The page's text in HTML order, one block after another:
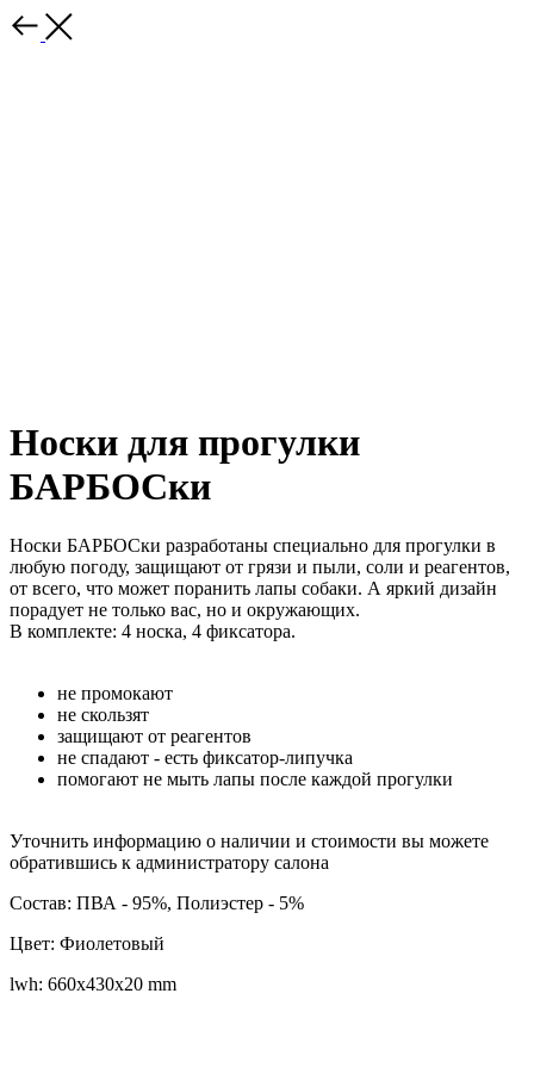
Носки для прогулки
БАРБОСки
Носки БАРБОСки разработаны специально для прогулки в
любую погоду, защищают от грязи и пыли, соли и реагентов,
от всего, что может поранить лапы собаки. А яркий дизайн
порадует не только вас, но и окружающих.
В комплекте: 4 носка, 4 фиксатора.
не промокают
не скользят
защищают от реагентов
не спадают - есть фиксатор-липучка
помогают не мыть лапы после каждой прогулки
Уточнить информацию о наличии и стоимости вы можете
обратившись к администратору салона
Состав: ПВА - 95%, Полиэстер - 5%
Цвет: Фиолетовый
lwh: 660x430x20 mm